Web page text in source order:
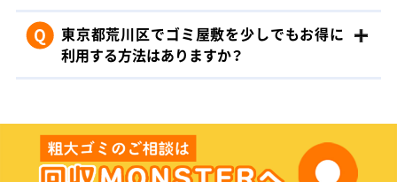
Q
東京都荒川区でゴミ屋敷を少しでもお得に
利用する方法はありますか？